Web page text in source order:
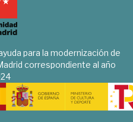
para la modernización de
correspondiente al año